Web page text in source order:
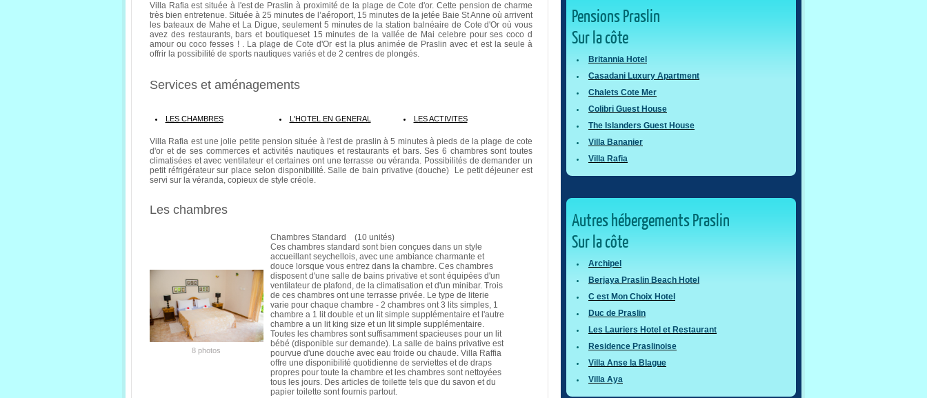
Villa Rafia est située à l'est de Praslin à proximité de la plage de Cote d'or. Cette pension de charme
très bien entretenue. Située à 25 minutes de l’aéroport, 15 minutes de la jetée Baie St Anne où arrivent
les bateaux de Mahe et La Digue, seulement 5 minutes de la station balnéaire de Cote d'Or où vous
avez des restaurants, bars et boutiqueset 15 minutes de la vallée de Mai celebre pour ses coco d
amour ou coco fesses ! . La plage de Cote d'Or est la plus animée de Praslin avec et est la seule à
offrir la possibilité de sports nautiques variés et de 2 centres de plongés.
Services et aménagements
LES CHAMBRES L'HOTEL EN GENERAL LES ACTIVITES
Villa Rafia est une jolie petite pension située à l'est de praslin à 5 minutes à pieds de la plage de cote
d'or et de ses commerces et activités nautiques et restaurants et bars. Ses 6 chambres sont toutes
climatisées et avec ventilateur et certaines ont une terrasse ou véranda. Possibilités de demander un
petit réfrigérateur sur place selon disponibilité. Salle de bain privative (douche) Le petit déjeuner est
servi sur la véranda, copieux de style créole.
Les chambres
8 photos
Chambres Standard (10 unités)
Ces chambres standard sont bien conçues dans un style
accueillant seychellois, avec une ambiance charmante et
douce lorsque vous entrez dans la chambre. Ces chambres
disposent d'une salle de bains privative et sont équipées d'un
ventilateur de plafond, de la climatisation et d'un minibar. Trois
de ces chambres ont une terrasse privée. Le type de literie
varie pour chaque chambre - 2 chambres ont 3 lits simples, 1
chambre a 1 lit double et un lit simple supplémentaire et l'autre
chambre a un lit king size et un lit simple supplémentaire.
Toutes les chambres sont suffisamment spacieuses pour un lit
bébé (disponible sur demande). La salle de bains privative est
pourvue d'une douche avec eau froide ou chaude. Villa Raffia
offre une disponibilité quotidienne de serviettes et de draps
propres pour toute la chambre et les chambres sont nettoyées
tous les jours. Des articles de toilette tels que du savon et du
papier toilette sont fournis partout.
Pensions Praslin
Sur la côte
Britannia Hotel
Casadani Luxury Apartment
Chalets Cote Mer
Colibri Guest House
The Islanders Guest House
Villa Bananier
Villa Rafia
Autres hébergements Praslin
Sur la côte
Archipel
Berjaya Praslin Beach Hotel
C est Mon Choix Hotel
Duc de Praslin
Les Lauriers Hotel et Restaurant
Residence Praslinoise
Villa Anse la Blague
Villa Aya